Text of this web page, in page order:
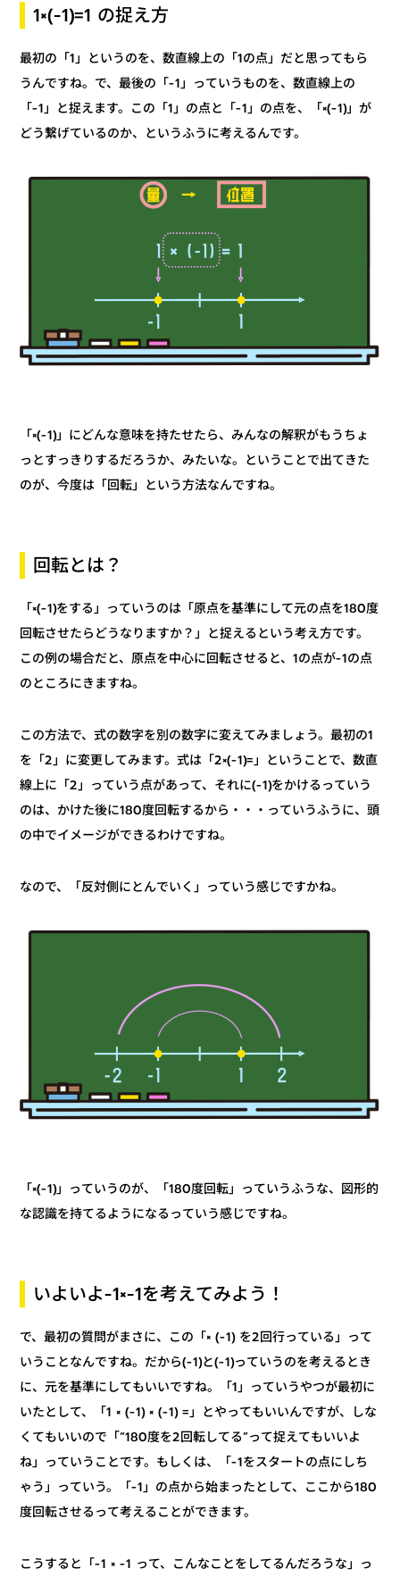
1×(-1)=1 の捉え方
最初の「1」というのを、数直線上の「1の点」だと思ってもら
うんですね。で、最後の「-1」っていうものを、数直線上の
「-1」と捉えます。この「1」の点と「-1」の点を、「×(-1)」が
どう繋げているのか、というふうに考えるんです。
「×(-1)」にどんな意味を持たせたら、みんなの解釈がもうちょ
っとすっきりするだろうか、みたいな。ということで出てきた
のが、今度は「回転」という方法なんですね。
回転とは？
「×(-1)をする」っていうのは「原点を基準にして元の点を180度
回転させたらどうなりますか？」と捉えるという考え方です。
この例の場合だと、原点を中心に回転させると、1の点が-1の点
のところにきますね。
この方法で、式の数字を別の数字に変えてみましょう。最初の1
を「2」に変更してみます。式は「2×(-1)=」ということで、数直
線上に「2」っていう点があって、それに(-1)をかけるっていう
のは、かけた後に180度回転するから・・・っていうふうに、頭
の中でイメージができるわけですね。
なので、「反対側にとんでいく」っていう感じですかね。
「×(-1)」っていうのが、「180度回転」っていうふうな、図形的
な認識を持てるようになるっていう感じですね。
いよいよ-1×-1を考えてみよう！
で、最初の質問がまさに、この「× (-1) を2回行っている」って
いうことなんですね。だから(-1)と(-1)っていうのを考えるとき
に、元を基準にしてもいいですね。「1」っていうやつが最初に
いたとして、「1 × (-1) × (-1) =」とやってもいいんですが、しな
くてもいいので「“180度を2回転してる”って捉えてもいいよ
ね」っていうことです。もしくは、「-1をスタートの点にしち
ゃう」っていう。「-1」の点から始まったとして、ここから180
度回転させるって考えることができます。
こうすると「-1 × -1 って、こんなことをしてるんだろうな」っ